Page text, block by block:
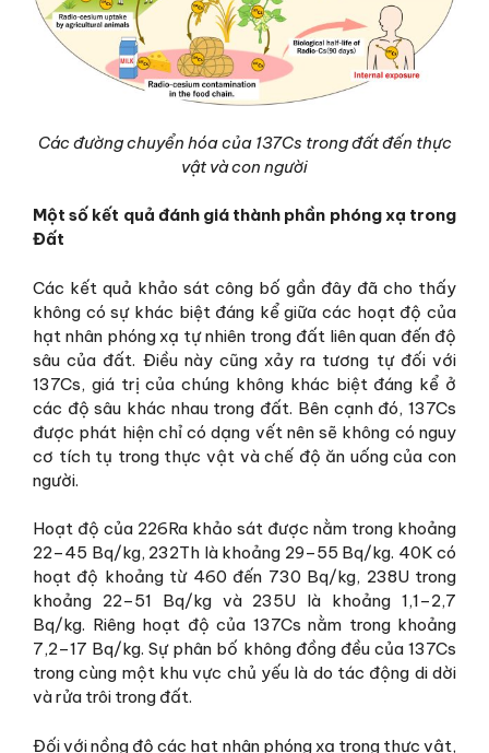
Các đường chuyển hóa của 137Cs trong đất đến thực
vật và con người
Một số kết quả đánh giá thành phần phóng xạ trong
Đất
Các kết quả khảo sát công bố gần đây đã cho thấy
không có sự khác biệt đáng kể giữa các hoạt độ của
hạt nhân phóng xạ tự nhiên trong đất liên quan đến độ
sâu của đất. Điều này cũng xảy ra tương tự đối với
137Cs, giá trị của chúng không khác biệt đáng kể ở
các độ sâu khác nhau trong đất. Bên cạnh đó, 137Cs
được phát hiện chỉ có dạng vết nên sẽ không có nguy
cơ tích tụ trong thực vật và chế độ ăn uống của con
người.
Hoạt độ của 226Ra khảo sát được nằm trong khoảng
22–45 Bq/kg, 232Th là khoảng 29–55 Bq/kg. 40K có
hoạt độ khoảng từ 460 đến 730 Bq/kg, 238U trong
khoảng 22–51 Bq/kg và 235U là khoảng 1,1–2,7
Bq/kg. Riêng hoạt độ của 137Cs nằm trong khoảng
7,2–17 Bq/kg. Sự phân bố không đồng đều của 137Cs
trong cùng một khu vực chủ yếu là do tác động di dời
và rửa trôi trong đất.
Đối với nồng độ các hạt nhân phóng xạ trong thực vật,